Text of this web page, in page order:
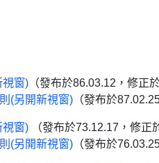
視窗) （發布於86.03.12，修正
(另開新視窗) （發布於
視窗) （發布於73.12.17，修正
(另開新視窗) （發布於